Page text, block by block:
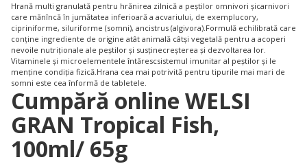
Hrană multi granulată pentru hrănirea zilnică a peștilor omnivori șicarnivori
care mănîncă în jumătatea inferioară a acvariului, de exemplucory,
cipriniforme, siluriforme (somni), ancistrus (algivora).Formulă echilibrată care
conține ingrediente de origine atât animală câtși vegetală pentru a acoperi
nevoile nutriționale ale peștilor și susținecreșterea și dezvoltarea lor.
Vitaminele și microelementele întărescsistemul imunitar al peștilor și le
menține condiția fizică.Hrana cea mai potrivită pentru tipurile mai mari de
somni este cea înformă de tabletele.
Cumpără online WELSI
GRAN Tropical Fish,
100ml/ 65g